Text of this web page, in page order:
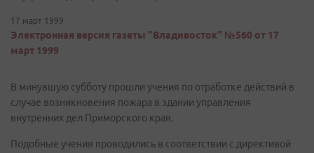
17 март 1999
Электронная версия газеты "Владивосток" №560 от 17
март 1999
В минувшую субботу прошли учения по отработке действий в
случае возникновения пожара в здании управления
внутренних дел Приморского края.
Подобные учения проводились в соответствии с директивой